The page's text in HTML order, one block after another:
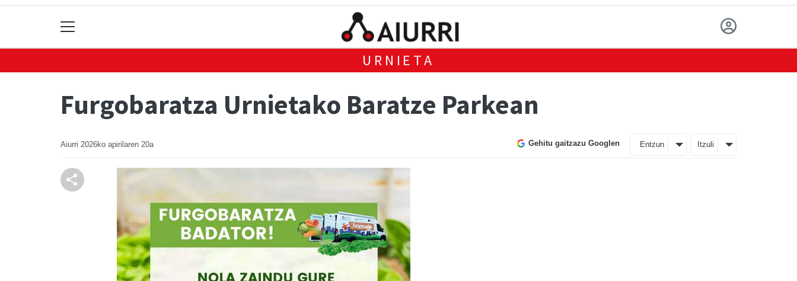
URNIETA
Furgobaratza Urnietako Baratze Parkean
Aiurri 2026ko apirilaren 20a Gehitu gaitzazu Googlen Entzun Itzuli